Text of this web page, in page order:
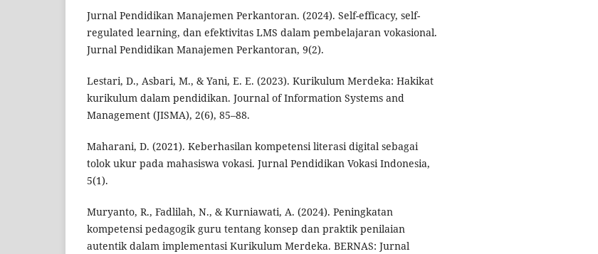
Jurnal Pendidikan Manajemen Perkantoran. (2024). Self-efficacy, self-
regulated learning, dan efektivitas LMS dalam pembelajaran vokasional.
Jurnal Pendidikan Manajemen Perkantoran, 9(2).
Lestari, D., Asbari, M., & Yani, E. E. (2023). Kurikulum Merdeka: Hakikat
kurikulum dalam pendidikan. Journal of Information Systems and
Management (JISMA), 2(6), 85–88.
Maharani, D. (2021). Keberhasilan kompetensi literasi digital sebagai
tolok ukur pada mahasiswa vokasi. Jurnal Pendidikan Vokasi Indonesia,
5(1).
Muryanto, R., Fadlilah, N., & Kurniawati, A. (2024). Peningkatan
kompetensi pedagogik guru tentang konsep dan praktik penilaian
autentik dalam implementasi Kurikulum Merdeka. BERNAS: Jurnal